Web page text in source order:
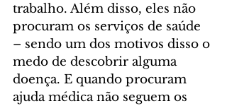
trabalho. Além disso, eles não
procuram os serviços de saúde
– sendo um dos motivos disso o
medo de descobrir alguma
doença. E quando procuram
ajuda médica não seguem os